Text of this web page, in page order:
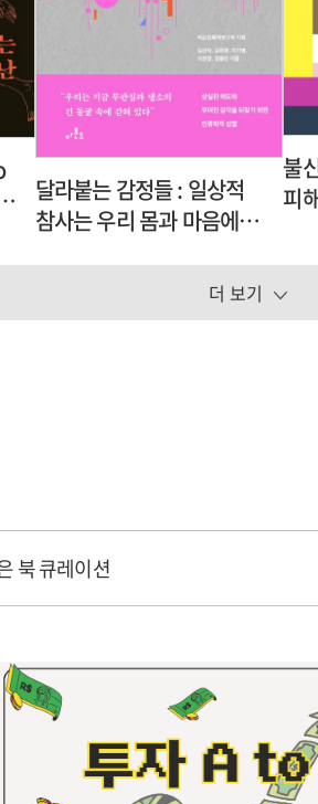
,
달라붙는 감정들 : 일상적
참사는 우리 몸과 마음에
불
피
더 보기
북 큐레이션